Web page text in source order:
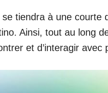
tiendra à une courte
Ainsi, tout au long
et d’interagir avec